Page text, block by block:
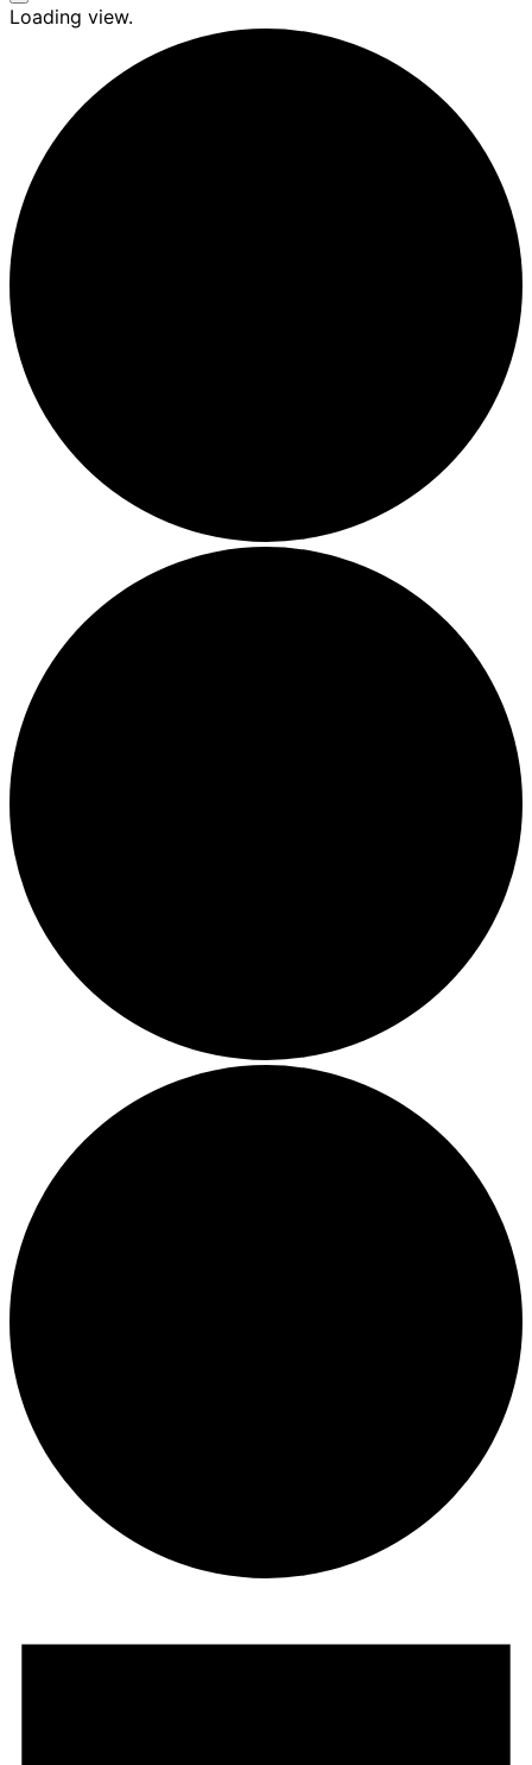
Seitenleiste
&
Loading view.